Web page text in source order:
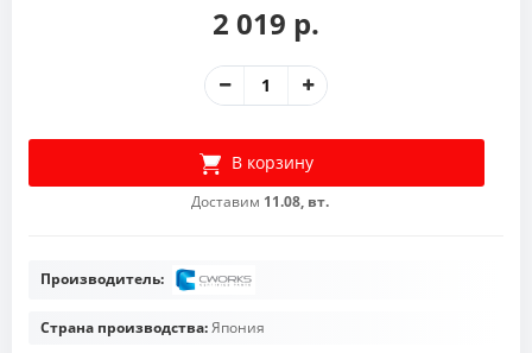
2 019 р.
В корзину
Доставим 11.08, вт.
Производитель:
Страна производства:Япония